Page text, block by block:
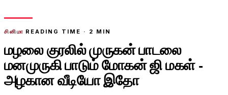
சினிமா READING TIME · 2 MIN
மழலை குரலில் முருகன் பாடலை
மனமுருகி பாடும் மோகன் ஜி மகள் -
அழகான வீடியோ இதோ